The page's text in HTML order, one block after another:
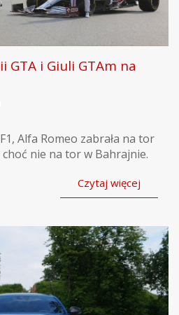
GTA i Giuli GTAm na
Alfa Romeo zabrała na tor
choć nie na tor w Bahrajnie.
Czytaj więcej